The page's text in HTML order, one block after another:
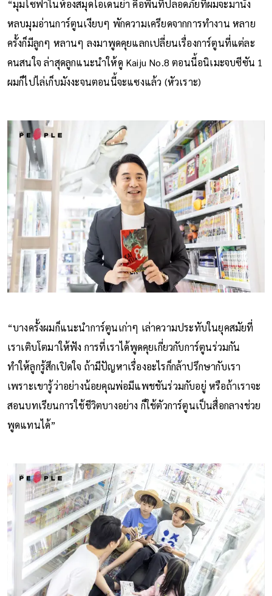
“มุมโซฟาในห้องสมุดโอเดนย่า คือพื้นที่ปลอดภัยที่ผมจะมานั่ง
หลบมุมอ่านการ์ตูนเงียบๆ พักความเครียดจากการทำงาน หลาย
ครั้งก็มีลูกๆ หลานๆ ลงมาพูดคุยแลกเปลี่ยนเรื่องการ์ตูนที่แต่ละ
คนสนใจ ล่าสุดลูกแนะนำให้ดู Kaiju No.8 ตอนนี้อนิเมะจบซีซัน 1
ผมก็ไปไล่เก็บมังงะจนตอนนี้จะแซงแล้ว (หัวเราะ)
“บางครั้งผมก็แนะนำการ์ตูนเก่าๆ เล่าความประทับในยุคสมัยที่
เราเติบโตมาให้ฟัง การที่เราได้พูดคุยเกี่ยวกับการ์ตูนร่วมกัน
ทำให้ลูกรู้สึกเปิดใจ ถ้ามีปัญหาเรื่องอะไรก็กล้าปรึกษากับเรา
เพราะเขารู้ว่าอย่างน้อยคุณพ่อมีแพชชันร่วมกับอยู่ หรือถ้าเราจะ
สอนบทเรียนการใช้ชีวิตบางอย่าง ก็ใช้ตัวการ์ตูนเป็นสื่อกลางช่วย
พูดแทนได้”